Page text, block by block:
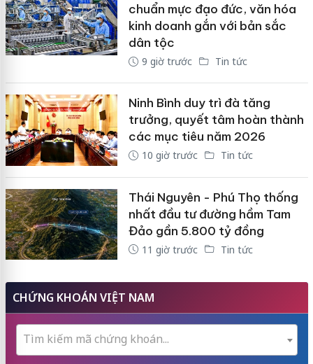
chuẩn mực đạo đức, văn hóa
kinh doanh gắn với bản sắc
dân tộc
9 giờ trước Tin tức
Ninh Bình duy trì đà tăng
trưởng, quyết tâm hoàn thành
các mục tiêu năm 2026
10 giờ trước Tin tức
Thái Nguyên - Phú Thọ thống
nhất đầu tư đường hầm Tam
Đảo gần 5.800 tỷ đồng
11 giờ trước Tin tức
CHỨNG KHOÁN VIỆT NAM
Tìm kiếm mã chứng khoán...